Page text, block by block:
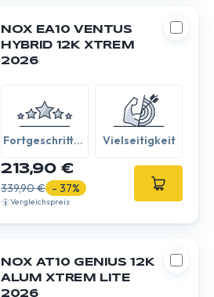
NOX EA10 VENTUS
HYBRID 12K XTREM
2026
Fortgeschritten
Vielseitigkeit
213,90 €
339,90 € - 37%
Vergleichspreis
NOX AT10 GENIUS 12K
ALUM XTREM LITE
2026